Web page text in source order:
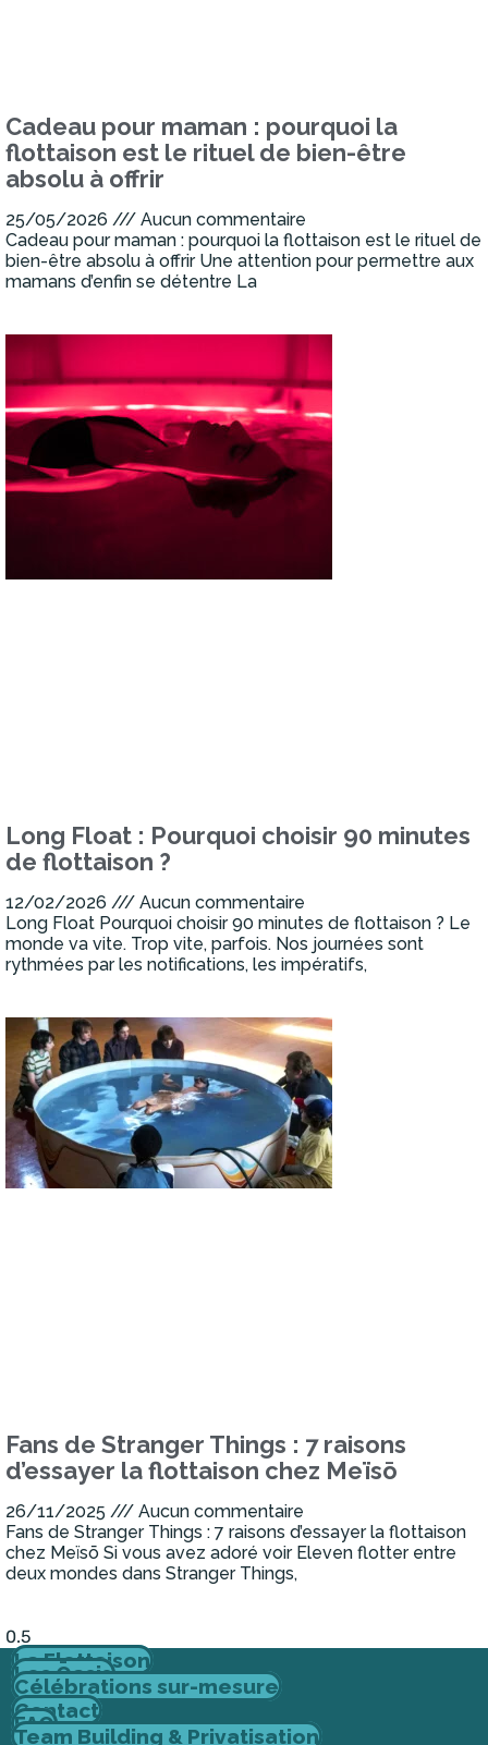
Cadeau pour maman : pourquoi la
flottaison est le rituel de bien-être
absolu à offrir
25/05/2026
Aucun commentaire
Cadeau pour maman : pourquoi la flottaison est le rituel de
bien-être absolu à offrir Une attention pour permettre aux
mamans d’enfin se détentre La
Long Float : Pourquoi choisir 90 minutes
de flottaison ?
12/02/2026
Aucun commentaire
Long Float Pourquoi choisir 90 minutes de flottaison ? Le
monde va vite. Trop vite, parfois. Nos journées sont
rythmées par les notifications, les impératifs,
Fans de Stranger Things : 7 raisons
d’essayer la flottaison chez Meïsō
26/11/2025
Aucun commentaire
Fans de Stranger Things : 7 raisons d’essayer la flottaison
chez Meïsō Si vous avez adoré voir Eleven flotter entre
deux mondes dans Stranger Things,
La Flottaison
Les Ōasis
Célébrations sur-mesure
Contact
FAQ
Team Building & Privatisation